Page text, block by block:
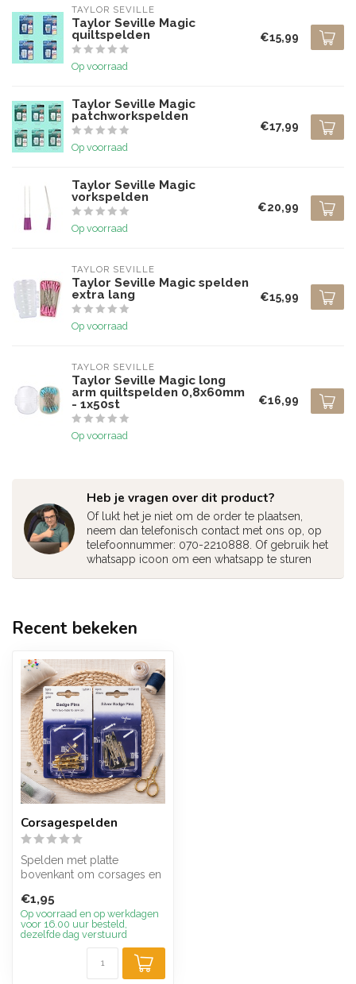
TAYLOR SEVILLE
Taylor Seville Magic
quiltspelden
Op voorraad
€15,99
Taylor Seville Magic
patchworkspelden
Op voorraad
€17,99
Taylor Seville Magic
vorkspelden
Op voorraad
€20,99
TAYLOR SEVILLE
Taylor Seville Magic spelden
extra lang
Op voorraad
€15,99
TAYLOR SEVILLE
Taylor Seville Magic long
arm quiltspelden 0,8x60mm
- 1x50st
Op voorraad
€16,99
Heb je vragen over dit product?
Of lukt het je niet om de order te plaatsen,
neem dan telefonisch contact met ons op, op
telefoonnummer: 070-2210888. Of gebruik het
whatsapp icoon om een whatsapp te sturen
Recent bekeken
Corsagespelden
Spelden met platte
bovenkant om corsages en
verpakking van ...
€1,95
Op voorraad en op werkdagen
voor 16.00 uur besteld,
dezelfde dag verstuurd